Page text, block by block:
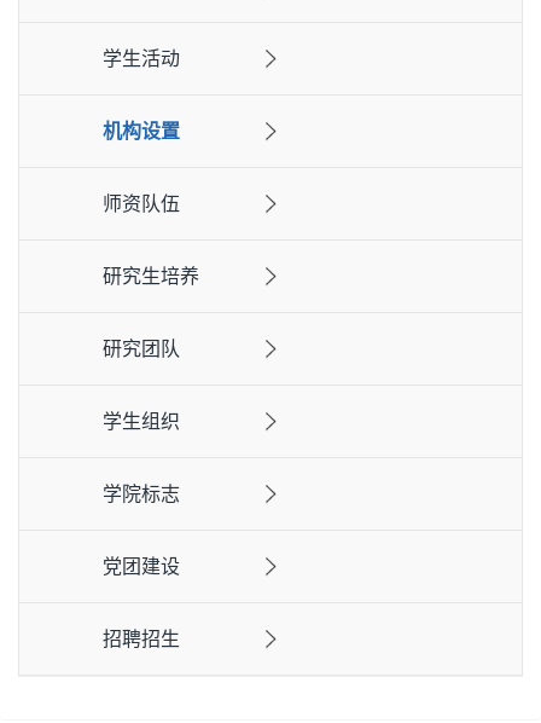
学生活动
机构设置
师资队伍
研究生培养
研究团队
学生组织
学院标志
党团建设
招聘招生